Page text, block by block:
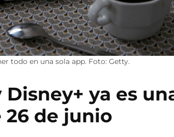
todo en una sola app. Foto: Getty.
ya es
26 de junio